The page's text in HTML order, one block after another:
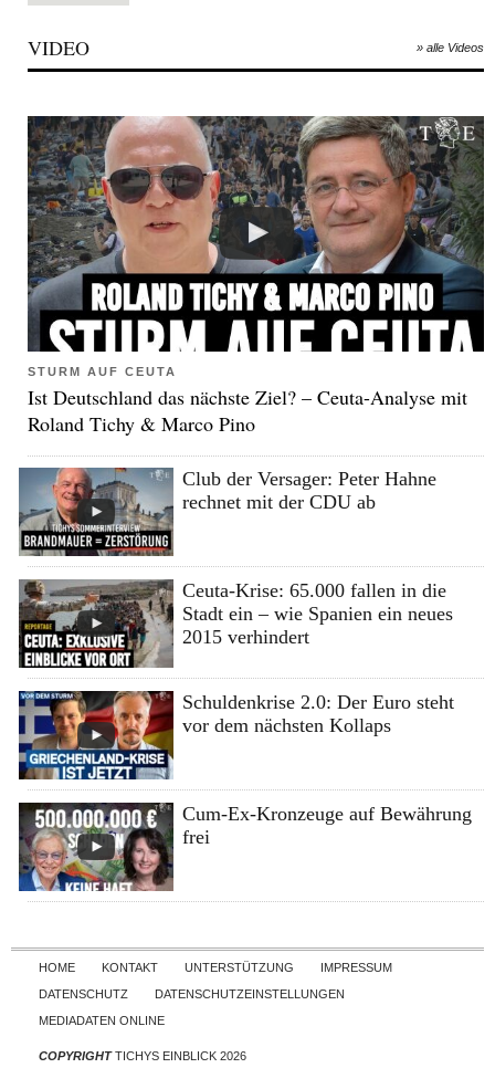
VIDEO » alle Videos
STURM AUF CEUTA
Ist Deutschland das nächste Ziel? – Ceuta-Analyse mit
Roland Tichy & Marco Pino
Club der Versager: Peter Hahne
rechnet mit der CDU ab
Ceuta-Krise: 65.000 fallen in die
Stadt ein – wie Spanien ein neues
2015 verhindert
Schuldenkrise 2.0: Der Euro steht
vor dem nächsten Kollaps
Cum-Ex-Kronzeuge auf Bewährung
frei
Skip to content
HOME KONTAKT UNTERSTÜTZUNG
IMPRESSUM
DATENSCHUTZ
DATENSCHUTZEINSTELLUNGEN
MEDIADATEN ONLINE
COPYRIGHTTICHYS EINBLICK 2026